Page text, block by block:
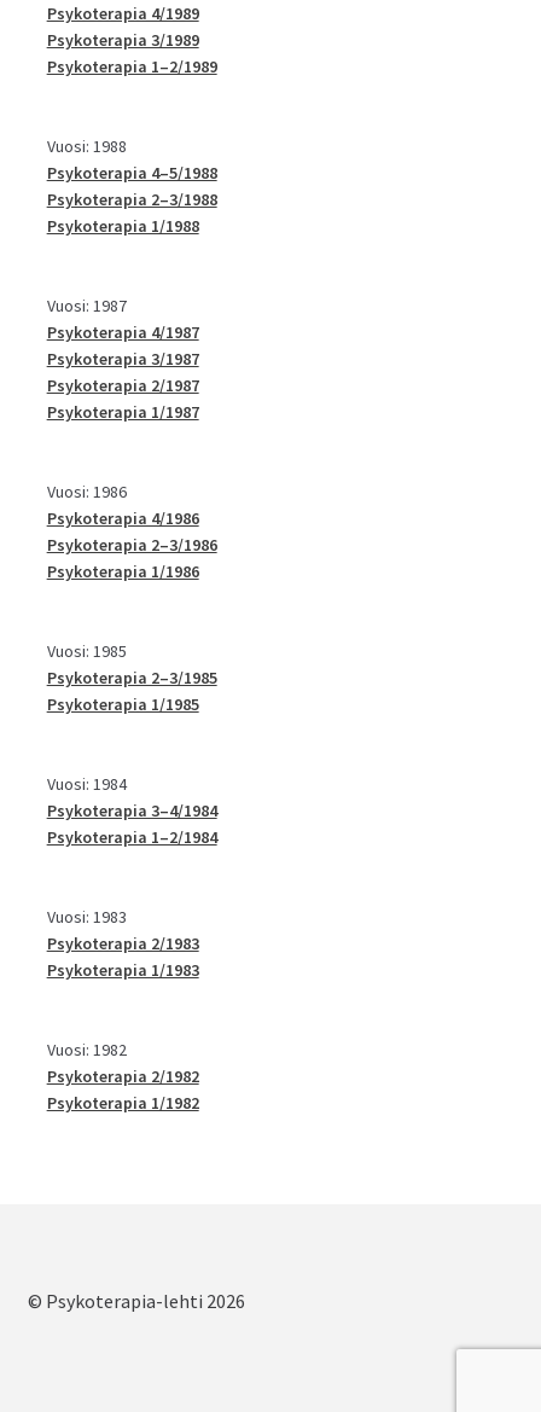
Psykoterapia 4/1989
Psykoterapia 3/1989
Psykoterapia 1–2/1989
Vuosi: 1988
Psykoterapia 4–5/1988
Psykoterapia 2–3/1988
Psykoterapia 1/1988
Vuosi: 1987
Psykoterapia 4/1987
Psykoterapia 3/1987
Psykoterapia 2/1987
Psykoterapia 1/1987
Vuosi: 1986
Psykoterapia 4/1986
Psykoterapia 2–3/1986
Psykoterapia 1/1986
Vuosi: 1985
Psykoterapia 2–3/1985
Psykoterapia 1/1985
Vuosi: 1984
Psykoterapia 3–4/1984
Psykoterapia 1–2/1984
Vuosi: 1983
Psykoterapia 2/1983
Psykoterapia 1/1983
Vuosi: 1982
Psykoterapia 2/1982
Psykoterapia 1/1982
© Psykoterapia-lehti 2026